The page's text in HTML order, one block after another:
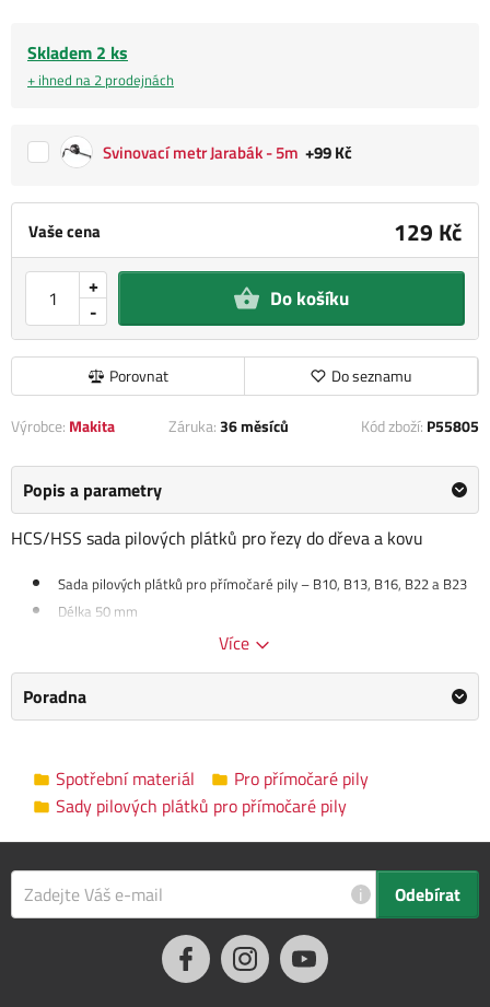
Vaše cena 129 Kč
-
+ Do košíku
Porovnat Do seznamu
Skladem 2 ks
+ ihned na 2 prodejnách
Svinovací metr Jarabák - 5m +99 Kč
Výrobce: Makita Záruka:36 měsíců Kód zboží: P55805
Popis a parametry
HCS/HSS sada pilových plátků pro řezy do dřeva a kovu
Sada pilových plátků pro přímočaré pily – B10, B13, B16, B22 a B23
Délka 50 mm
Kategorie
Sady pilových plátků pro přímočaré pily
Rozměry balení
17.0 x 9.0 x 1.0 cm
Více
Poradna
Spotřební materiál
Pro přímočaré pily
Sady pilových plátků pro přímočaré pily
i Odebírat